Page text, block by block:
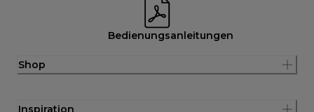
Bedienungsanleitungen
Shop
Inspiration